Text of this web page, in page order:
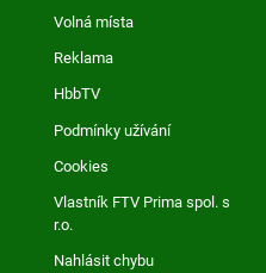
Volná místa
Reklama
HbbTV
Podmínky užívání
Cookies
Vlastník FTV Prima spol. s
r.o.
Nahlásit chybu